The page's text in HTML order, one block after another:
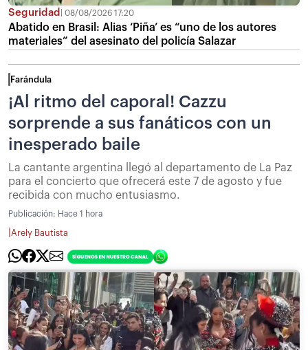
Seguridad 08/08/2026 17:20
Abatido en Brasil: Alias ‘Piña’ es “uno de los autores
materiales” del asesinato del policía Salazar
Farándula
¡Al ritmo del caporal! Cazzu
sorprende a sus fanáticos con un
inesperado baile
La cantante argentina llegó al departamento de La Paz
para el concierto que ofrecerá este 7 de agosto y fue
recibida con mucho entusiasmo.
Publicación: Hace 1 hora
Arely Bautista